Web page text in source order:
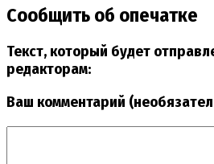
Сообщить об опечатке
Текст, который будет
редакторам:
Ваш комментарий